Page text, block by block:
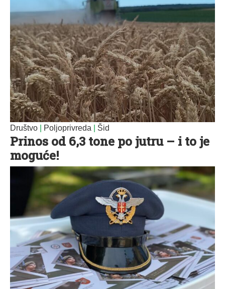
Društvo Poljoprivreda Šid
Prinos od 6,3 tone po jutru – i to je
moguće!